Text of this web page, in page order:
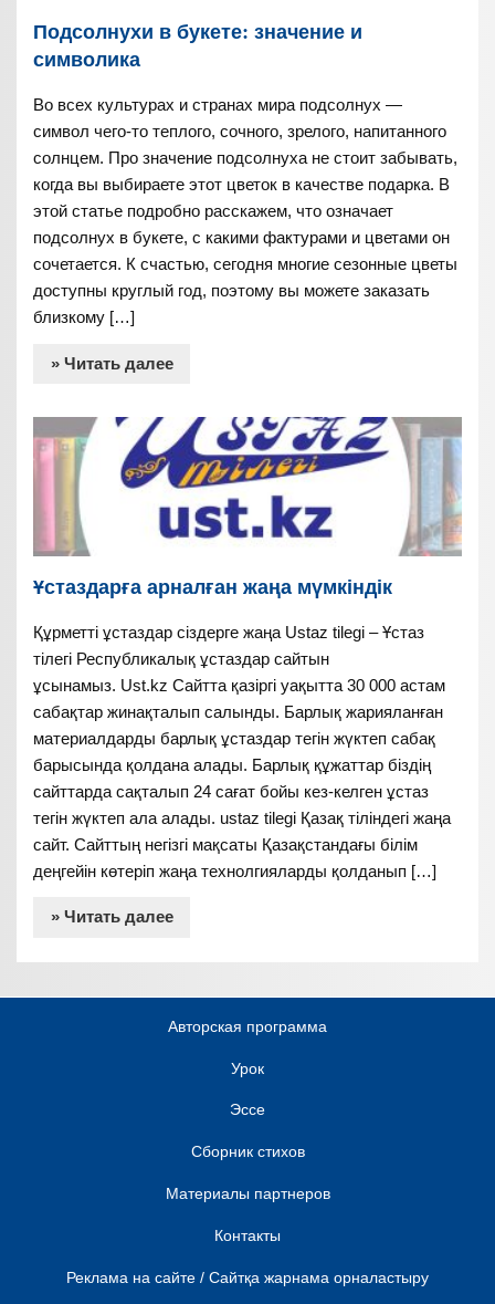
Подсолнухи в букете: значение и
символика
Во всех культурах и странах мира подсолнух —
символ чего-то теплого, сочного, зрелого, напитанного
солнцем. Про значение подсолнуха не стоит забывать,
когда вы выбираете этот цветок в качестве подарка. В
этой статье подробно расскажем, что означает
подсолнух в букете, с какими фактурами и цветами он
сочетается. К счастью, сегодня многие сезонные цветы
доступны круглый год, поэтому вы можете заказать
близкому […]
» Читать далее
Ұстаздарға арналған жаңа мүмкіндік
Құрметті ұстаздар сіздерге жаңа Ustaz tilegi – Ұстаз
тілегі Республикалық ұстаздар сайтын
ұсынамыз. Ust.kz Сайтта қазіргі уақытта 30 000 астам
сабақтар жинақталып салынды. Барлық жарияланған
материалдарды барлық ұстаздар тегін жүктеп сабақ
барысында қолдана алады. Барлық құжаттар біздің
сайттарда сақталып 24 сағат бойы кез-келген ұстаз
тегін жүктеп ала алады. ustaz tilegi Қазақ тіліндегі жаңа
сайт. Сайттың негізгі мақсаты Қазақстандағы білім
деңгейін көтеріп жаңа технолгияларды қолданып […]
» Читать далее
Авторская программа
Урок
Эссе
Сборник стихов
Материалы партнеров
Контакты
Реклама на сайте / Сайтқа жарнама орналастыру